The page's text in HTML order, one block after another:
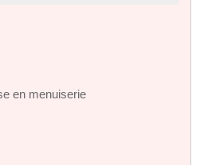
en menuiserie